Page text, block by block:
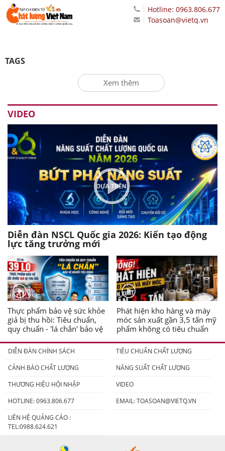
Hotline: 0963.806.677
Toasoan@vietq.vn
TAGS
Xem thêm
VIDEO
Diễn đàn NSCL Quốc gia 2026: Kiến tạo động
lực tăng trưởng mới
Thực phẩm bảo vệ sức khỏe
giả bị thu hồi: Tiêu chuẩn,
quy chuẩn - 'lá chắn' bảo vệ
Phát hiện kho hàng và máy
móc sản xuất gần 3,5 tấn mỹ
phẩm không có tiêu chuẩn
DIỄN ĐÀN CHÍNH SÁCH
TIÊU CHUẨN CHẤT LƯỢNG
CẢNH BÁO CHẤT LƯỢNG
NĂNG SUẤT CHẤT LƯỢNG
THƯƠNG HIỆU HỘI NHẬP
VIDEO
HOTLINE: 0963.806.677
EMAIL:TOASOAN@VIETQ.VN
LIÊN HỆ QUẢNG CÁO :
TEL:0988.624.621